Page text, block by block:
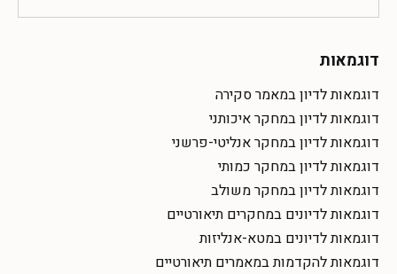
דוגמאות
דוגמאות לדיון במאמר סקירה
דוגמאות לדיון במחקר איכותני
דוגמאות לדיון במחקר אנליטי-פרשני
דוגמאות לדיון במחקר כמותי
דוגמאות לדיון במחקר משולב
דוגמאות לדיונים במחקרים תיאורטיים
דוגמאות לדיונים במטא-אנליזות
דוגמאות להקדמות במאמרים תיאורטיים